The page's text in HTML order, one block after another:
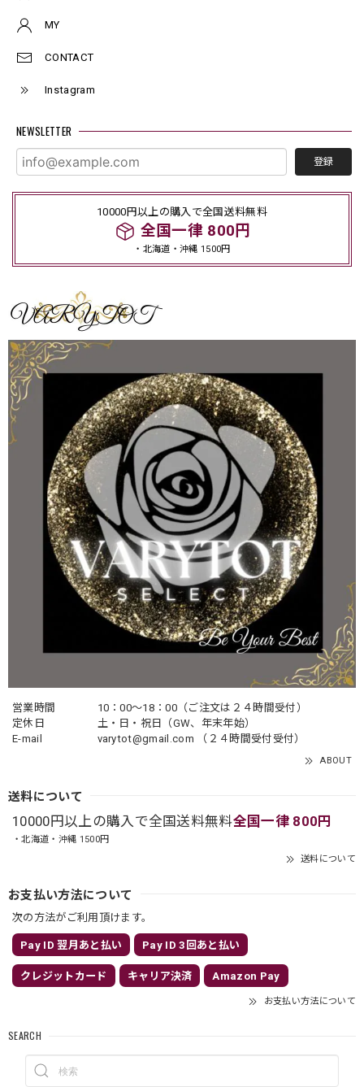
MY
CONTACT
Instagram
NEWSLETTER
登録
10000円以上の購入で全国送料無料
全国一律 800円
・北海道・沖縄 1500円
営業時間
10：00〜18：00（ご注文は２４時間受付）
定休日
土・日・祝日（GW、年末年始）
E-mail
varytot@gmail.com （２４時間受付受付）
ABOUT
送料について
10000円以上の購入で全国送料無料全国一律 800円
・北海道・沖縄 1500円
送料について
お支払い方法について
次の方法がご利用頂けます。
Pay ID 翌月あと払い Pay ID 3回あと払い
クレジットカード キャリア決済 Amazon Pay
お支払い方法について
SEARCH